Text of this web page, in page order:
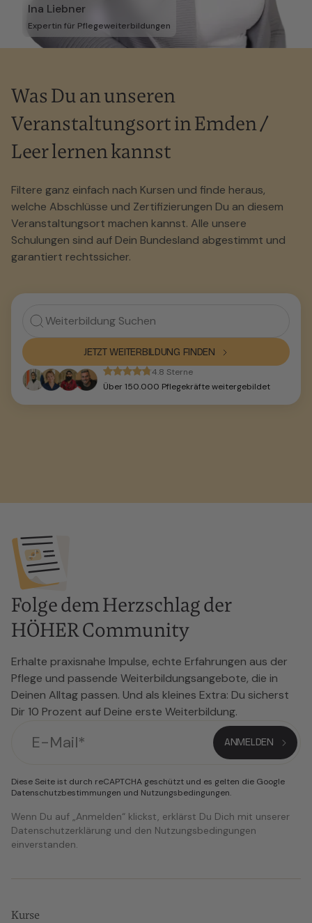
Ina Liebner
Expertin für Pflegeweiterbildungen
Was Du an unseren
Veranstaltungsort in Emden /
Leer lernen kannst
Filtere ganz einfach nach Kursen und finde heraus,
welche Abschlüsse und Zertifizierungen Du an diesem
Veranstaltungsort machen kannst. Alle unsere
Schulungen sind auf Dein Bundesland abgestimmt und
garantiert rechtssicher.
JETZT WEITERBILDUNG FINDEN
4.8 Sterne
Über 150.000 Pflegekräfte weitergebildet
Folge dem Herzschlag der
HÖHER Community
Erhalte praxisnahe Impulse, echte Erfahrungen aus der
Pflege und passende Weiterbildungsangebote, die in
Deinen Alltag passen. Und als kleines Extra: Du sicherst
Dir 10 Prozent auf Deine erste Weiterbildung.
Diese Seite ist durch reCAPTCHA geschützt und es gelten die Google
Datenschutzbestimmungen und Nutzungsbedingungen.
Wenn Du auf „Anmelden“ klickst, erklärst Du Dich mit unserer
Datenschutzerklärung und den Nutzungsbedingungen
einverstanden.
Kurse